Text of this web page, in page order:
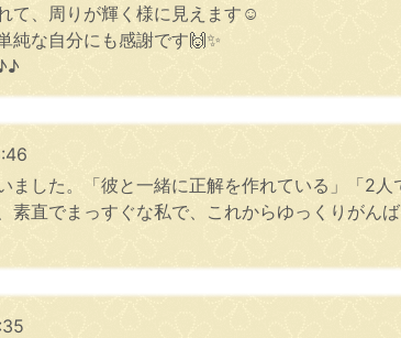
て、周りが輝く様に見えます☺️
純な自分にも感謝です🙌✨
ました。「彼と一緒に正解を作れている」「2
素直でまっすぐな私で、これからゆっくりがん